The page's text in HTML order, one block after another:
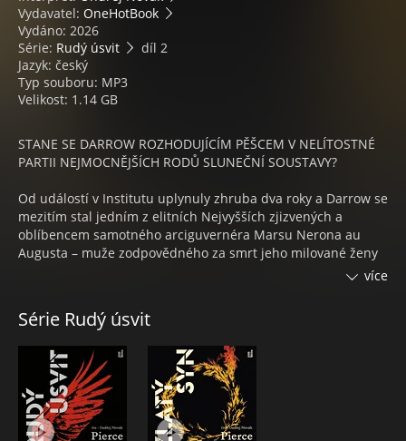
Vydavatel: OneHotBook
Vydáno: 2026
Série: Rudý úsvit
díl 2
Jazyk: český
Typ souboru: MP3
Velikost: 1.14 GB
STANE SE DARROW ROZHODUJÍCÍM PĚŠCEM V NELÍTOSTNÉ
PARTII NEJMOCNĚJŠÍCH RODŮ SLUNEČNÍ SOUSTAVY?
Od událostí v Institutu uplynuly zhruba dva roky a Darrow se
mezitím stal jedním z elitních Nejvyšších zjizvených a
oblíbencem samotného arciguvernéra Marsu Nerona au
Augusta – muže zodpovědného za smrt jeho milované ženy
Eo. Pak ovšem vinou jediné chyby o své výsadní postavení
syna. Hrdinův plán na získání flotily pro Syny Areovy se tím
značně zkomplikuje, potom ale pro Zlatého s pověstí
neohroženého válečníka, pod jehož brněním stále bije
povstalecké srdce Rudého, najde využití Augustův nezdárný
potomek Adrius s přiléhavou přezdívkou Šakal. Nové poslání
zavede Darrowa alias Sekáče do nejvyšších pater
Společnosti, kde nikdo není tím, kým se zdá být. Podaří se
více
Série Rudý úsvit